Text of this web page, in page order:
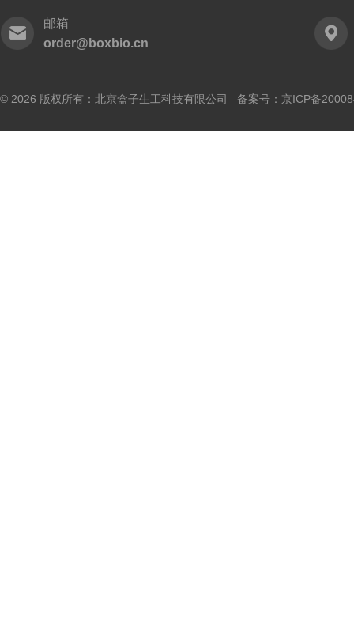
邮箱
order@boxbio.cn
© 2026 版权所有：北京盒子生工科技有限公司 备案号： 京ICP备